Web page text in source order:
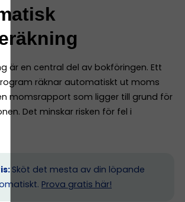
är en central del av bokföringen. Ett
räknar automatiskt ut moms
momsrapport som ligger till grund för
Det minskar risken för fel i
Sköt det mesta av din löpande
Prova gratis här!